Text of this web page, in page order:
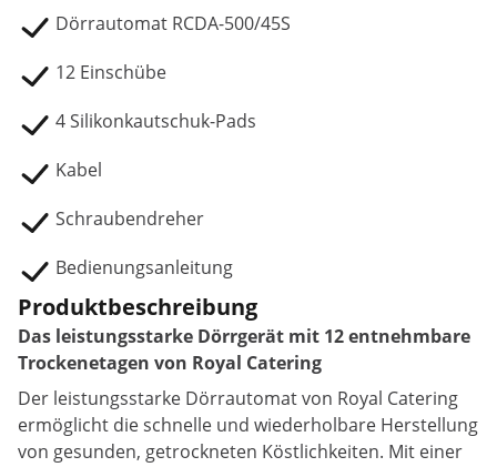
Dörrautomat RCDA-500/45S
12 Einschübe
4 Silikonkautschuk-Pads
Kabel
Schraubendreher
Bedienungsanleitung
Produktbeschreibung
Das leistungsstarke Dörrgerät mit 12 entnehmbare
Trockenetagen von Royal Catering
Der leistungsstarke Dörrautomat von Royal Catering
ermöglicht die schnelle und wiederholbare Herstellung
von gesunden, getrockneten Köstlichkeiten. Mit einer